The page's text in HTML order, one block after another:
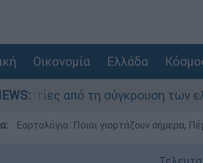
Οικονομία Ελλάδα
τη σύγκρουση των ελικοπτέρων
Εορτολόγιο: Ποιοι γιορτάζουν σήμερα,